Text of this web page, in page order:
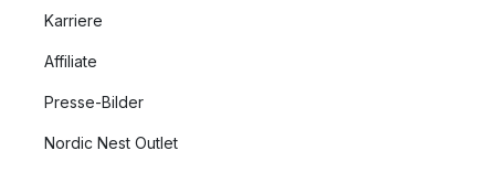
Karriere
Affiliate
Presse-Bilder
Nordic Nest Outlet